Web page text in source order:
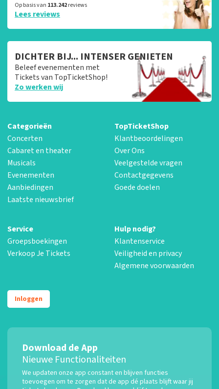
Op basis van 113.242reviews
Lees reviews
DICHTER BIJ... INTENSER GENIETEN
Beleef evenementen met
Tickets van TopTicketShop!
Zo werken wij
Categorieën
Concerten
Cabaret en theater
Musicals
Evenementen
Aanbiedingen
Laatste nieuwsbrief
TopTicketShop
Klantbeoordelingen
Over Ons
Veelgestelde vragen
Contactgegevens
Goede doelen
Service
Groepsboekingen
Verkoop Je Tickets
Hulp nodig?
Klantenservice
Veiligheid en privacy
Algemene voorwaarden
Inloggen
Download de App
Nieuwe Functionaliteiten
We updaten onze app constant en blijven functies
toevoegen om te zorgen dat de app dé plaats blijft waar jij